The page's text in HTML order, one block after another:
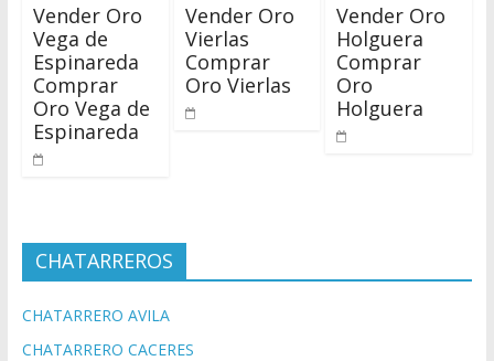
Vender Oro
Vega de
Espinareda
Comprar
Oro Vega de
Espinareda
Vender Oro
Vierlas
Comprar
Oro Vierlas
Vender Oro
Holguera
Comprar
Oro
Holguera
CHATARREROS
CHATARRERO AVILA
CHATARRERO CACERES